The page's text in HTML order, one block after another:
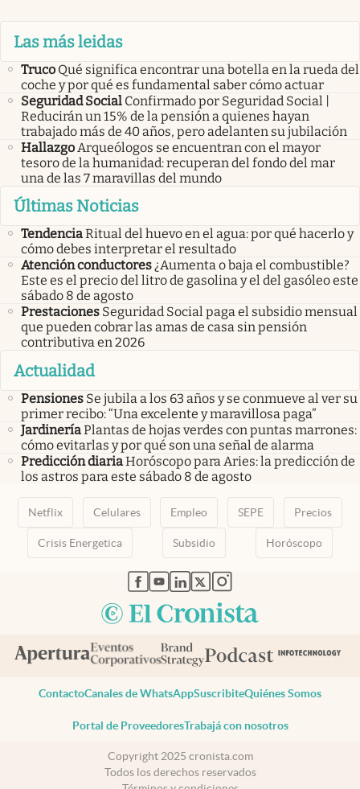
Las más leidas
Truco Qué significa encontrar una botella en la rueda del
coche y por qué es fundamental saber cómo actuar
Seguridad Social Confirmado por Seguridad Social |
Reducirán un 15% de la pensión a quienes hayan
trabajado más de 40 años, pero adelanten su jubilación
HallazgoArqueólogos se encuentran con el mayor
tesoro de la humanidad: recuperan del fondo del mar
una de las 7 maravillas del mundo
Últimas Noticias
TendenciaRitual del huevo en el agua: por qué hacerlo y
cómo debes interpretar el resultado
Atención conductores¿Aumenta o baja el combustible?
Este es el precio del litro de gasolina y el del gasóleo este
sábado 8 de agosto
Prestaciones Seguridad Social paga el subsidio mensual
que pueden cobrar las amas de casa sin pensión
contributiva en 2026
Actualidad
Pensiones Se jubila a los 63 años y se conmueve al ver su
primer recibo: “Una excelente y maravillosa paga”
JardineríaPlantas de hojas verdes con puntas marrones:
cómo evitarlas y por qué son una señal de alarma
Predicción diariaHoróscopo para Aries: la predicción de
los astros para este sábado 8 de agosto
Netflix Celulares Empleo SEPE Precios
Crisis Energetica Subsidio Horóscopo
abre en nueva pestaña
abre en nueva pestaña
abre en nueva pestaña
abre en nueva pestaña
abre en nueva pestaña
ContactoCanales de WhatsAppSuscribiteQuiénes Somos
Portal de ProveedoresTrabajá con nosotros
Copyright 2025 cronista.com
Todos los derechos reservados